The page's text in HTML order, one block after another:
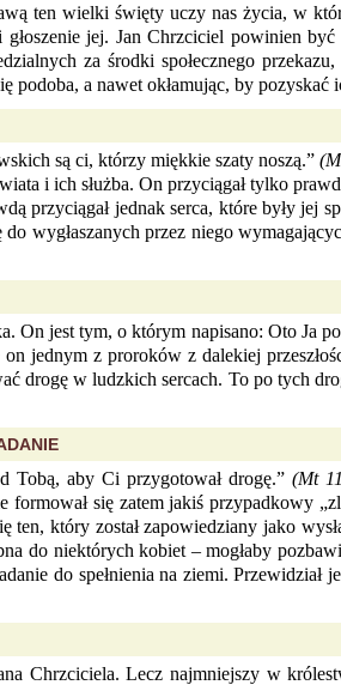
ten wielki święty uczy nas życia, w
jej. Jan Chrzciciel powinien być
za środki społecznego
podoba, a nawet okłamując, by pozyskać
są ci, którzy miękkie szaty noszą.”
i ich służba. On przyciągał tylko
przyciągał jednak serca, które były jej
wygłaszanych przez niego
jest tym, o którym napisano: Oto Ja
jednym z proroków z dalekiej
drogę w ludzkich sercach. To po tych
Tobą, aby Ci przygotował drogę.”(Mt
się zatem jakiś przypadkowy
ten, który został zapowiedziany jako
do niektórych kobiet – mogłaby
do spełnienia na ziemi. Przewidział
Chrzciciela. Lecz najmniejszy w